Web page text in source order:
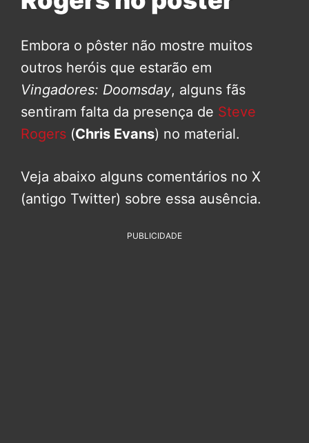
Embora o pôster não mostre muitos
outros heróis que estarão em
Vingadores: Doomsday, alguns fãs
sentiram falta da presença de Steve
Rogers (Chris Evans) no material.
Veja abaixo alguns comentários no X
(antigo Twitter) sobre essa ausência.
PUBLICIDADE